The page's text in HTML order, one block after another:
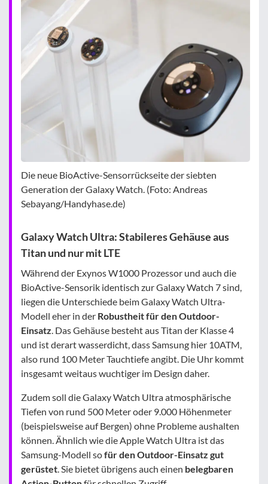
Die neue BioActive-Sensorrückseite der siebten
Generation der Galaxy Watch. (Foto: Andreas
Sebayang/Handyhase.de)
Galaxy Watch Ultra: Stabileres Gehäuse aus
Titan und nur mit LTE
Während der Exynos W1000 Prozessor und auch die
BioActive-Sensorik identisch zur Galaxy Watch 7 sind,
liegen die Unterschiede beim Galaxy Watch Ultra-
Modell eher in der Robustheit für den Outdoor-
Einsatz. Das Gehäuse besteht aus Titan der Klasse 4
und ist derart wasserdicht, dass Samsung hier 10ATM,
also rund 100 Meter Tauchtiefe angibt. Die Uhr kommt
insgesamt weitaus wuchtiger im Design daher.
Zudem soll die Galaxy Watch Ultra atmosphärische
Tiefen von rund 500 Meter oder 9.000 Höhenmeter
(beispielsweise auf Bergen) ohne Probleme aushalten
können. Ähnlich wie die Apple Watch Ultra ist das
Samsung-Modell sofür den Outdoor-Einsatz gut
gerüstet. Sie bietet übrigens auch einen belegbaren